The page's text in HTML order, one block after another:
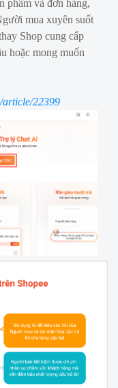
phẩm và đơn hàng,
mua xuyên suốt
Shop cung cấp
hoặc mong muốn
article/22399